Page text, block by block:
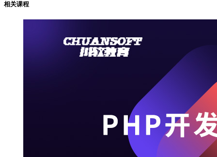
相关课程